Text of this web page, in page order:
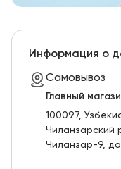
Информация о
Самовывоз
Главный
100097,
Чиланзарский
Чиланзар-9,